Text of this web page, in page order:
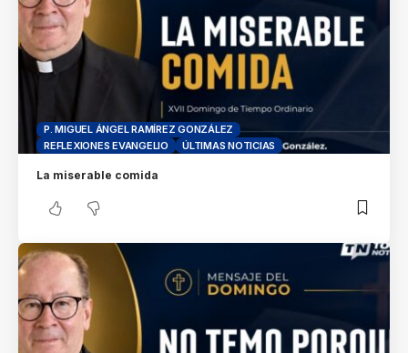
P. MIGUEL ÁNGEL RAMÍREZ GONZÁLEZ
REFLEXIONES EVANGELIO
ÚLTIMAS NOTICIAS
La miserable comida